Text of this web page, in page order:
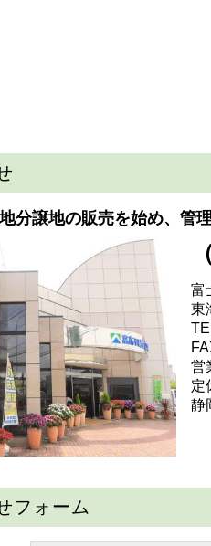
分譲地の販売を始め、管
富
東
営
定
静
フォーム